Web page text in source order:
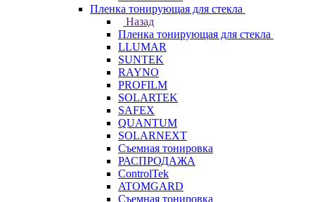
Пленка тонирующая для стекла
Назад
Пленка тонирующая для стекла
LLUMAR
SUNTEK
RAYNO
PROFILM
SOLARTEK
SAFEX
QUANTUM
SOLARNEXT
Съемная тонировка
РАСПРОДАЖА
ControlTek
ATOMGARD
Съемная тонировка